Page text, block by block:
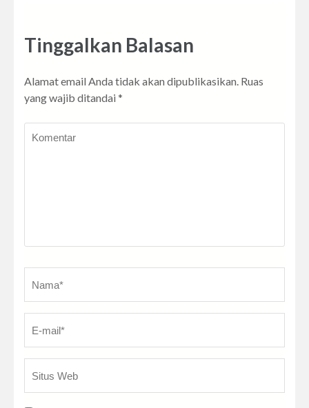
Tinggalkan Balasan
Alamat email Anda tidak akan dipublikasikan. Ruas
yang wajib ditandai *